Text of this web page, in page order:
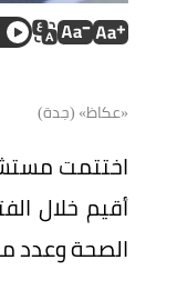
«عكاظ» (جدة)
الصحة وعدد